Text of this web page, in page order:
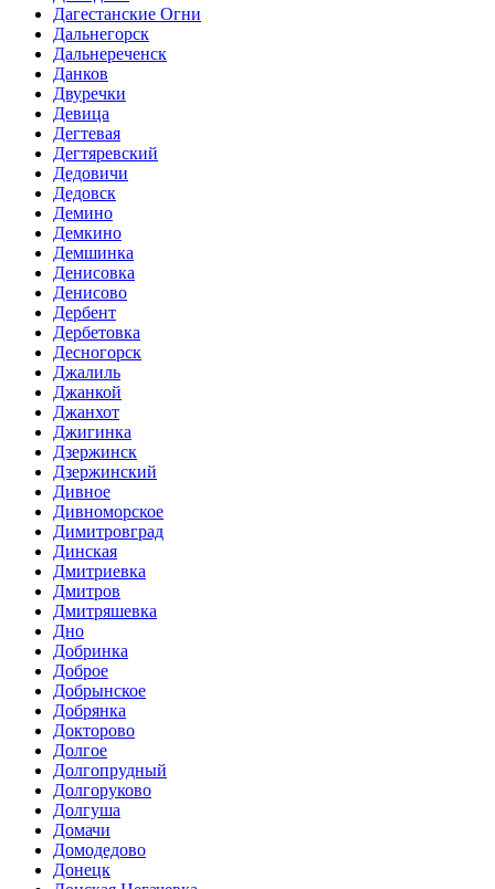
Дагестанские Огни
Дальнегорск
Дальнереченск
Данков
Двуречки
Девица
Дегтевая
Дегтяревский
Дедовичи
Дедовск
Демино
Демкино
Демшинка
Денисовка
Денисово
Дербент
Дербетовка
Десногорск
Джалиль
Джанкой
Джанхот
Джигинка
Дзержинск
Дзержинский
Дивное
Дивноморское
Димитровград
Динская
Дмитриевка
Дмитров
Дмитряшевка
Дно
Добринка
Доброе
Добрынское
Добрянка
Докторово
Долгое
Долгопрудный
Долгоруково
Долгуша
Домачи
Домодедово
Донецк